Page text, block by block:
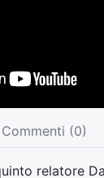
Commenti (0)
relatore